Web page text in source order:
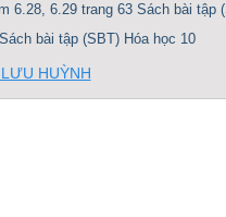
6.28, 6.29 trang 63 Sách bài tập
bài tập (SBT) Hóa học 10
HUỲNH